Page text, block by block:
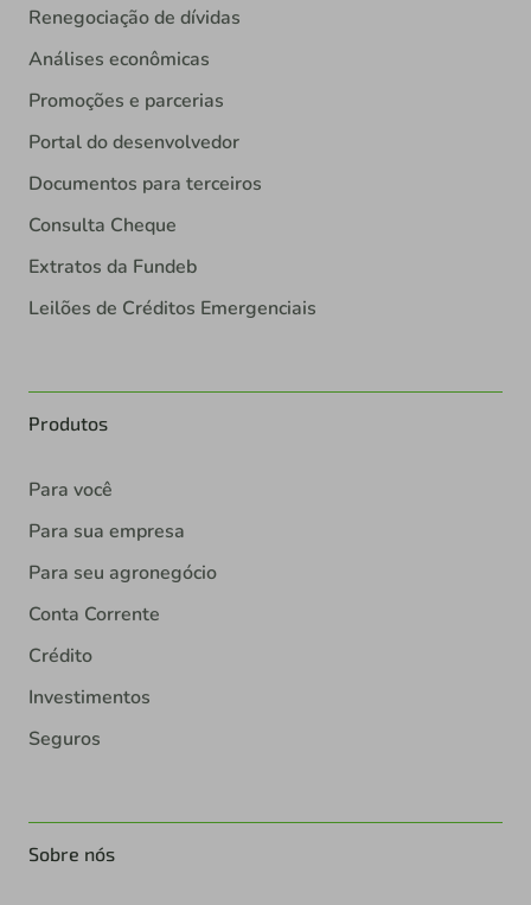
Renegociação de dívidas
Análises econômicas
Promoções e parcerias
Portal do desenvolvedor
Documentos para terceiros
Consulta Cheque
Extratos da Fundeb
Leilões de Créditos Emergenciais
Produtos
Para você
Para sua empresa
Para seu agronegócio
Conta Corrente
Crédito
Investimentos
Seguros
Sobre nós